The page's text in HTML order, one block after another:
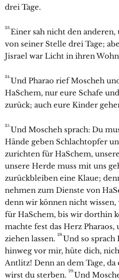
drei Tage.
23.Einer sah nicht den
von seiner Stelle drei Tage;
Jisrael war Licht in ihren
24.Und Pharao rief Moscheh
HaSchem, nur eure Schafe
zurück; auch eure Kinder
25.Und Moscheh sprach: Du
Hände geben Schlachtopfer
zurichten für HaSchem,
unsere Herde muss mit uns
zurückbleiben eine Klaue;
nehmen zum Dienste von
denn wir können nicht
für HaSchem, bis wir dorthin
machte fest das Herz
ziehen lassen. 28.Und so sprach
hinweg vor mir, hüte dich,
Antlitz! Denn an dem Tage,
wirst du sterben. 29.Und